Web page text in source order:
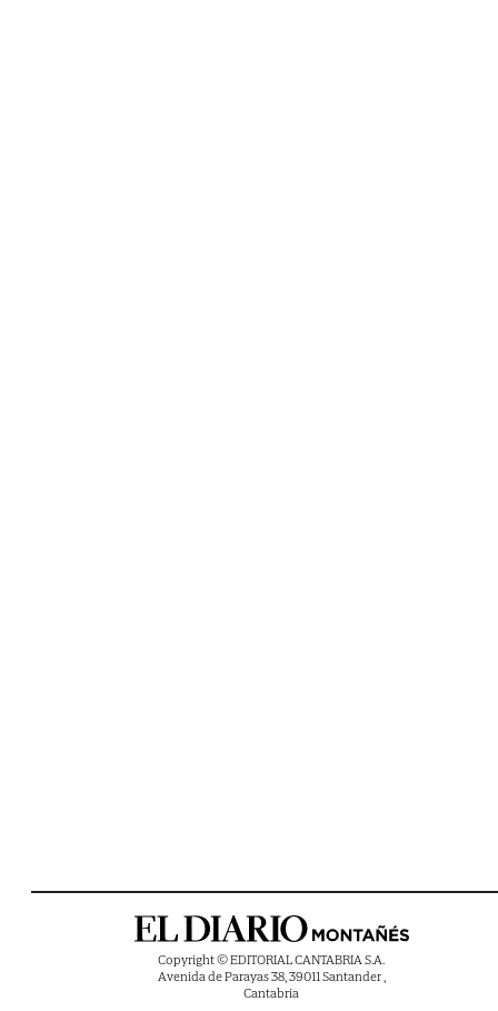
Copyright © EDITORIAL CANTABRIA S.A.
Avenida de Parayas 38, 39011 Santander ,
Cantabria